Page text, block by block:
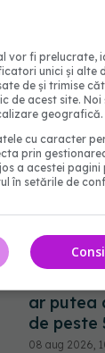
ar putea
de peste
08 aug 2026,
vor fi prelucrate,
unici și alte
de și trimise
de acest site.
geografică.
cu caracter
prin
a acestei
în setările de